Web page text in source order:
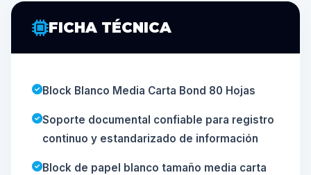
FICHA TÉCNICA
Block Blanco Media Carta Bond 80 Hojas
Soporte documental confiable para registro
continuo y estandarizado de información
Block de papel blanco tamaño media carta